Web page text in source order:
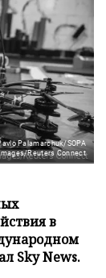
Palamarchuk/SOPA
Reuters Connect
в
Sky News.